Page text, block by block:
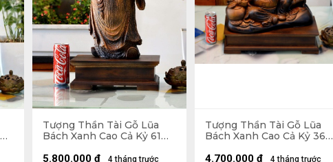
Tượng Thần Tài Gỗ Lũa
Bách Xanh Cao Cả Kỷ 61
Cao 10 (cm)
4 tháng trước
5.800.000 ₫
Tượng Thần Tài Gỗ Lũa
Bách Xanh Cao Cả Kỷ 36
Cao 10 (cm)
4 tháng trước
4.700.000 ₫